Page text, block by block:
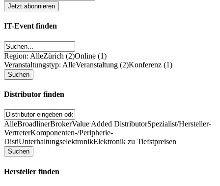
IT-Event finden
Region: AlleZürich (2)Online (1)
Veranstaltungstyp: AlleVeranstaltung (2)Konferenz (1)
Distributor finden
AlleBroadlinerBrokerValue Added DistributorSpezialist/Hersteller-
VertreterKomponenten-/Peripherie-
DistiUnterhaltungselektronikElektronik zu Tiefstpreisen
Hersteller finden